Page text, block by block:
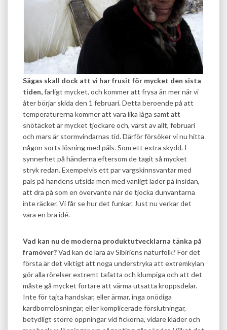
Sägas skall dock att vi har frusit för mycket den sista
tiden,farligt mycket, och kommer att frysa än mer när vi
åter börjar skida den 1 februari. Detta beroende på att
temperaturerna kommer att vara lika låga samt att
snötäcket är mycket tjockare och, värst av allt, februari
och mars är stormvindarnas tid. Därför försöker vi nu hitta
någon sorts lösning med päls. Som ett extra skydd. I
synnerhet på händerna eftersom de tagit så mycket
stryk redan. Exempelvis ett par vargskinnsvantar med
päls på handens utsida men med vanligt läder på insidan,
att dra på som en övervante när de tjocka dunvantarna
inte räcker. Vi får se hur det funkar. Just nu verkar det
vara en bra idé.
Vad kan nu de moderna produktutvecklarna tänka på
framöver?Vad kan de lära av Sibiriens naturfolk? För det
första är det viktigt att noga understryka att extremkylan
gör alla rörelser extremt tafatta och klumpiga och att det
måste gå mycket fortare att värma utsatta kroppsdelar.
Inte för tajta handskar, eller ärmar, inga onödiga
kardborrelösningar, eller komplicerade förslutningar,
betydligt större öppningar vid fickorna, vidare kläder och